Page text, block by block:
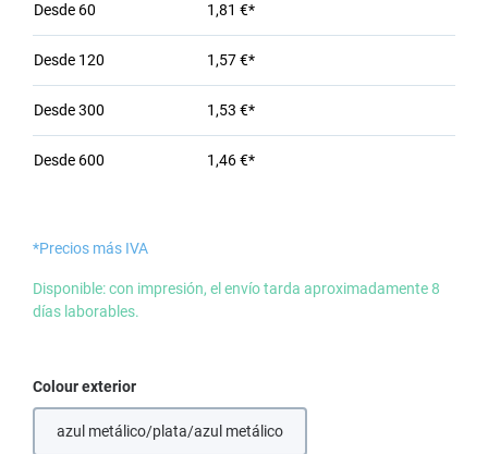
Desde 60 1,81 €*
Desde 120 1,57 €*
Desde300 1,53 €*
Desde 600 1,46 €*
*Precios más IVA
Disponible: con impresión, el envío tarda aproximadamente 8
días laborables.
Seleccione
Colour exterior
azul metálico/plata/azul metálico(Esta opción no está disponible en este momento.)